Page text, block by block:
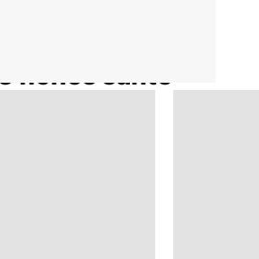
fiches santé